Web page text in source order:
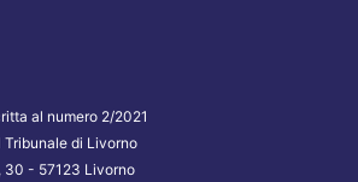
al numero 2/2021
Tribunale di Livorno
30 - 57123 Livorno